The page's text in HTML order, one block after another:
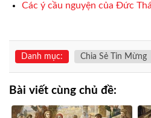
Các ý cầu nguyện của Đức
Danh mục: Chia Sẻ Tin Mừng
Bài viết cùng chủ đề: